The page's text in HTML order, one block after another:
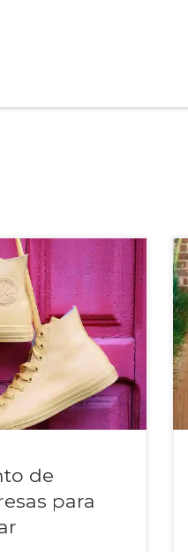
por diversos pontos como
pode gerar
de
para